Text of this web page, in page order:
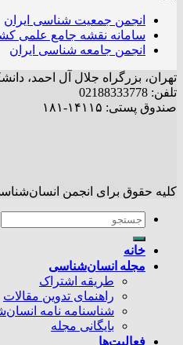
انجمن جمعیت شناسی ایران
سامانه نقشه جامع علمی
انجمن جامعه شناسی ایران
تهران، بزرگراه جلال آل احمد،
تلفن: 02188333778
صندوق پستی: ۱۴۱۱۵-۱۸۱
کلیه حقوق برای انجمن
خانه
مجله انسان‌شناسی
طریقه اشتراک
راهنمای تدوین مقالات
شناسنامه نامه
بایگانی مجله
فعالیت‌ها